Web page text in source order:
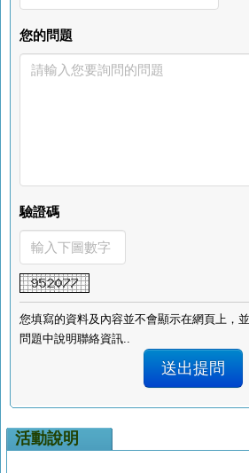
您的問題
驗證碼
您填寫的資料及內容並不會顯示在網頁上，
問題中說明聯絡資訊..
活動說明